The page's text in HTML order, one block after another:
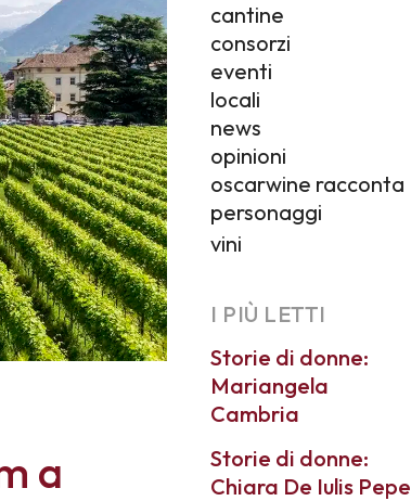
a
cantine
consorzi
eventi
locali
news
opinioni
oscarwine racconta
personaggi
vini
I PIÙ LETTI
Storie di donne:
Mariangela
Cambria
Storie di donne:
Chiara De Iulis Pepe